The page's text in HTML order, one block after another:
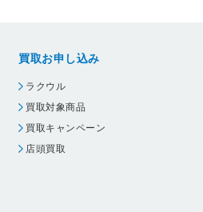
買取お申し込み
ラクウル
買取対象商品
買取キャンペーン
店頭買取